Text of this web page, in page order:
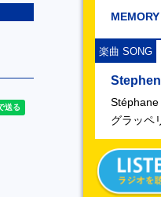
楽曲 SONG
Stéphane
グラッペ